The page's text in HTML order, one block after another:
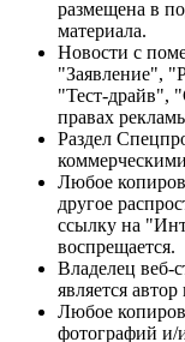
размещена в
материала.
Новости с
"Заявление",
"Тест-драйв",
правах
Раздел
Любое
другое
ссылку на
воспрещается.
Владелец веб-
является
Любое
фотографий и/